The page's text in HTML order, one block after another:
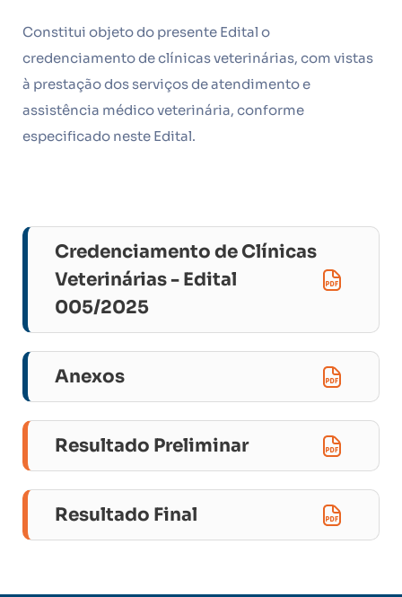
Constitui objeto do presente Edital o
credenciamento de clínicas veterinárias, com vistas
à prestação dos serviços de atendimento e
assistência médico veterinária, conforme
especificado neste Edital.
Credenciamento de Clínicas
Veterinárias - Edital
005/2025
Anexos
Resultado Preliminar
Resultado Final